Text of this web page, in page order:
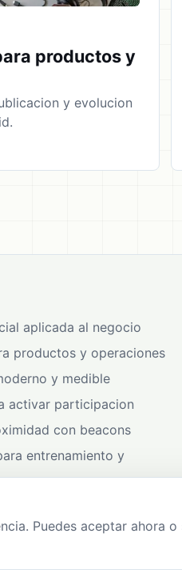
productos y
y evolucion
aplicada al negocio
productos y operaciones
y medible
activar participacion
con beacons
entrenamiento y
Puedes aceptar ahora o